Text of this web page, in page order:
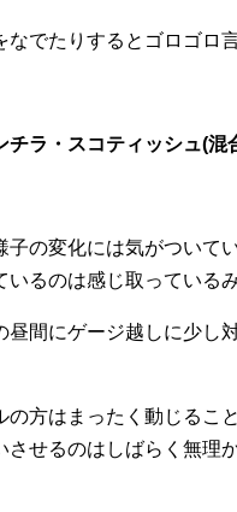
なでたりするとゴロゴロ
チラ・スコティッシュ(混
子の変化には気がついて
いるのは感じ取っている
昼間にゲージ越しに少し
の方はまったく動じるこ
させるのはしばらく無理か